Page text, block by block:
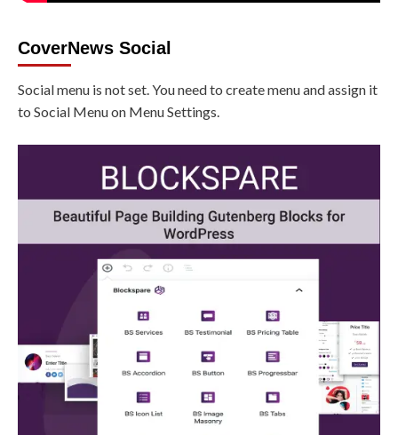
CoverNews Social
Social menu is not set. You need to create menu and assign it
to Social Menu on Menu Settings.